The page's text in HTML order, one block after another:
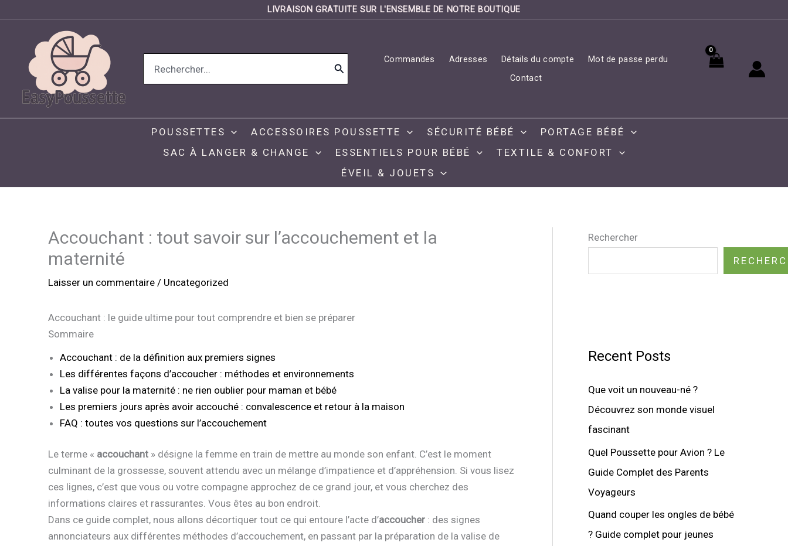
LIVRAISON GRATUITE SUR L'ENSEMBLE DE NOTRE BOUTIQUE
contenu
Search
for:
Commandes Adresses Détails du compte
Mot de passe perdu
Contact
POUSSETTES ACCESSOIRES POUSSETTE SÉCURITÉ BÉBÉ
PORTAGE BÉBÉ
SAC À LANGER & CHANGE
ESSENTIELS POUR BÉBÉ
TEXTILE & CONFORT
ÉVEIL & JOUETS
Accouchant : tout savoir sur l’accouchement et la
maternité
Laisser un commentaire / Uncategorized
Accouchant : le guide ultime pour tout comprendre et bien se préparer
Sommaire
Accouchant : de la définition aux premiers signes
Les différentes façons d’accoucher : méthodes et environnements
La valise pour la maternité : ne rien oublier pour maman et bébé
Les premiers jours après avoir accouché : convalescence et retour à la maison
FAQ : toutes vos questions sur l’accouchement
Le terme « accouchant » désigne la femme en train de mettre au monde son enfant. C’est le moment
culminant de la grossesse, souvent attendu avec un mélange d’impatience et d’appréhension. Si vous lisez
ces lignes, c’est que vous ou votre compagne approchez de ce grand jour, et vous cherchez des
informations claires et rassurantes. Vous êtes au bon endroit.
Dans ce guide complet, nous allons décortiquer tout ce qui entoure l’acte d’accoucher : des signes
annonciateurs aux différentes méthodes d’accouchement, en passant par la préparation de la valise de
Rechercher
Recent Posts
Que voit un nouveau-né ?
Découvrez son monde visuel
fascinant
Quel Poussette pour Avion ? Le
Guide Complet des Parents
Voyageurs
Quand couper les ongles de bébé
? Guide complet pour jeunes